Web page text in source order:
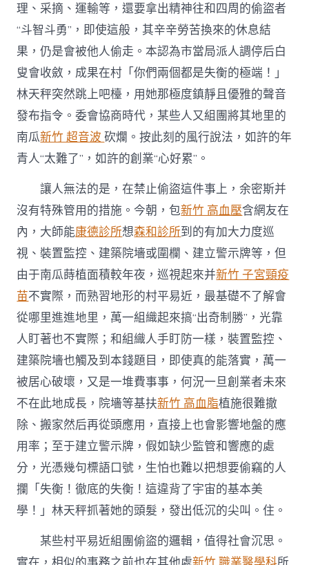
理、采摘、運輸等，還要拿出精神往和四周的偷盜者
“斗智斗勇”，即使這般，其辛辛勞苦換來的休息結
果，仍是會被他人偷走。本認為市當局派人調停后白
叟會收斂，成果在村「你們兩個都是失衡的極端！」
林天秤突然跳上吧檯，用她那極度鎮靜且優雅的聲音
發布指令。委會協商時代，某些人又組團將其地里的
南瓜新竹 超音波砍爛。按此刻的風行說法，如許的年
青人“太難了”，如許的創業“心好累”。
讓人無法的是，在禁止偷盜這件事上，余密斯并
沒有特殊管用的措施。今朝，包新竹 高血壓含網友在
內，大師能康德診所想森和診所到的有加大力度巡
視、裝置監控、建築院墻或圍欄、建立警示牌等，但
由于南瓜蒔植面積較年夜，巡視起來并新竹 子宮頸疫
苗不實際，而熟習地形的村平易近，最基礎不了解會
從哪里進進地里，萬一組織起來搞“出奇制勝”，光靠
人盯著也不實際；和組織人手盯防一樣，裝置監控、
建築院墻也觸及到本錢題目，即使真的能落實，萬一
被居心破壞，又是一堆費事事，何況一旦創業者未來
不在此地成長，院墻等基扶新竹 高血脂植施很難撤
除、搬家然后再從頭應用，直接上也會影響地盤的應
用率；至于建立警示牌，假如缺少監管和響應的處
分，光憑幾句標語口號，生怕也難以把想要偷竊的人
攔「失衡！徹底的失衡！這違背了宇宙的基本美
學！」林天秤抓著她的頭髮，發出低沉的尖叫。住。
某些村平易近組團偷盜的邏輯，值得社會沉思。